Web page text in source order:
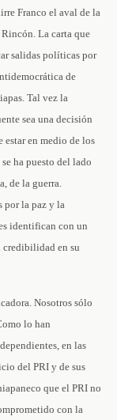
Franco el aval de la
La carta que
salidas políticas por
de
Tal vez la
sea una decisión
estar en medio de los
ha puesto del lado
de la guerra.
por la paz y la
identifican con un
en su
Nosotros sólo
lo han
en las
del PRI y de sus
que el PRI no
con la